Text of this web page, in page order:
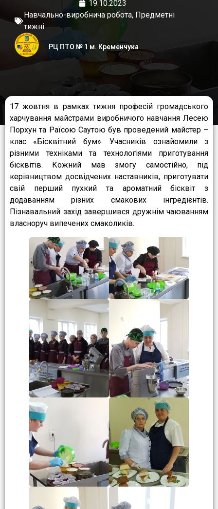
19.10.2023
Навчально-виробнича робота, Предметні
тижні
РЦ ПТО № 1 м. Кременчука
17 жовтня в рамках тижня професій громадського
харчування майстрами виробничого навчання Лесею
Порхун та Раїсою Саутою був проведений майстер –
клас «Бісквітний бум». Учасників ознайомили з
різними техніками та технологіями приготування
бісквітів. Кожний мав змогу самостійно, під
керівництвом досвідчених наставників, приготувати
свій перший пухкий та ароматний бісквіт з
додаванням різних смакових інгредієнтів.
Пізнавальний захід завершився дружнім чаюванням
власноруч випечених смаколиків.